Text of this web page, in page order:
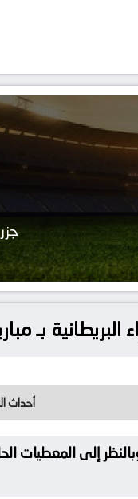
بـ
أحداث
إلى المعطيات